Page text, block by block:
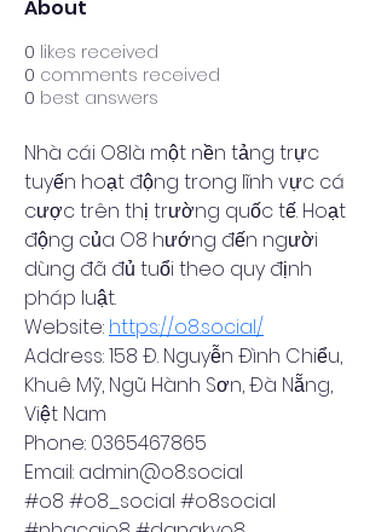
About
0 likes received
0 comments received
0 best answers
Nhà cái O8là một nền tảng trực
tuyến hoạt động trong lĩnh vực cá
cược trên thị trường quốc tế. Hoạt
động của O8 hướng đến người
dùng đã đủ tuổi theo quy định
pháp luật.
Website: https://o8.social/
Address: 158 Đ. Nguyễn Đình Chiểu,
Khuê Mỹ, Ngũ Hành Sơn, Đà Nẵng,
Việt Nam
Phone: 0365467865
Email: admin@o8.social
#o8 #o8_social #o8social